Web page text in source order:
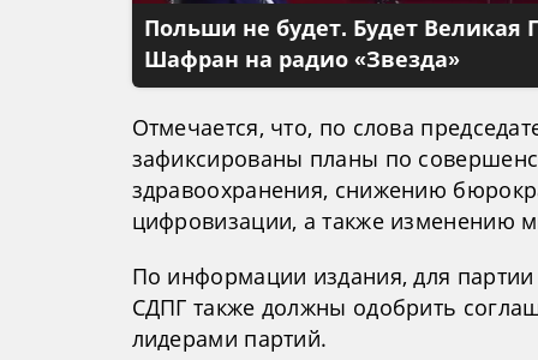
Польши не будет. Будет Великая
Шафран на радио «Звезда»
Отмечается, что, по слова
зафиксированы планы по
здравоохранения, снижению
цифровизации, а также изменению
По информации издания, для
СДПГ также должны одобрить
лидерами партий.